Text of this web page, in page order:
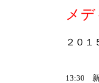
メ
２０
13:30 新